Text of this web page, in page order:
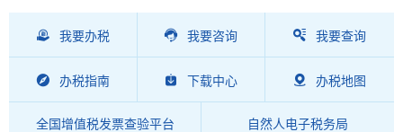
我要办税 我要咨询 我要查询
办税指南 下载中心 办税地图
全国增值税发票查验平台 自然人电子税务局